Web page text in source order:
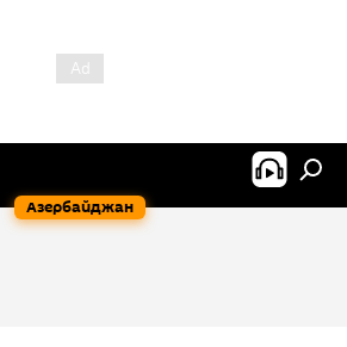
Азербайджан